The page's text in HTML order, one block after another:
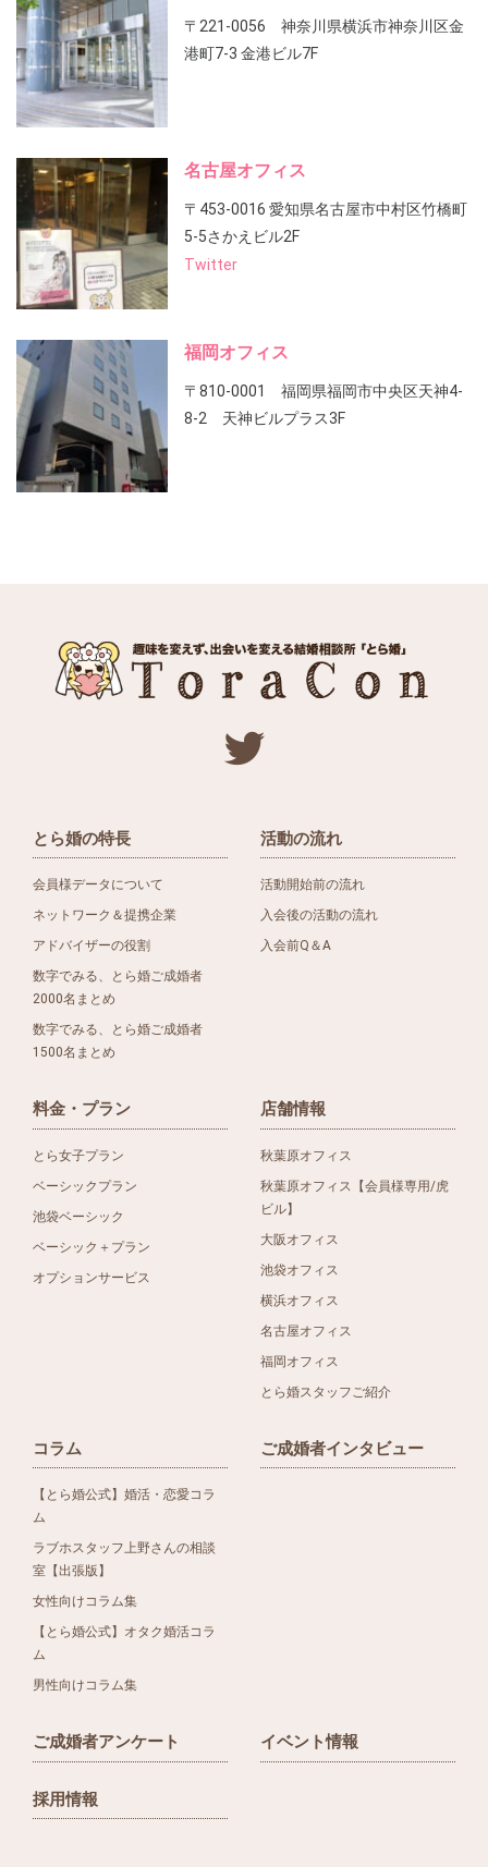
〒221-0056 神奈川県横浜市神奈川区金
港町7-3 金港ビル7F
名古屋オフィス
〒453-0016 愛知県名古屋市中村区竹橋町
5-5さかえビル2F
Twitter
福岡オフィス
〒810-0001 福岡県福岡市中央区天神4-
8-2 天神ビルプラス3F
とら婚の特長
会員様データについて
ネットワーク＆提携企業
アドバイザーの役割
数字でみる、とら婚ご成婚者
2000名まとめ
数字でみる、とら婚ご成婚者
1500名まとめ
活動の流れ
活動開始前の流れ
入会後の活動の流れ
入会前Q＆A
料金・プラン
とら女子プラン
ベーシックプラン
池袋ベーシック
ベーシック＋プラン
オプションサービス
店舗情報
秋葉原オフィス
秋葉原オフィス【会員様専用/虎
ビル】
大阪オフィス
池袋オフィス
横浜オフィス
名古屋オフィス
福岡オフィス
とら婚スタッフご紹介
コラム
【とら婚公式】婚活・恋愛コラ
ム
ラブホスタッフ上野さんの相談
室【出張版】
女性向けコラム集
【とら婚公式】オタク婚活コラ
ム
男性向けコラム集
ご成婚者インタビュー
ご成婚者アンケート イベント情報
採用情報